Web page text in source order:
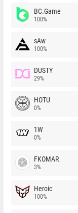
BC.Game
100%
sAw
100%
DUSTY
29%
HOTU
0%
1W
0%
FKOMAR
3%
Heroic
100%